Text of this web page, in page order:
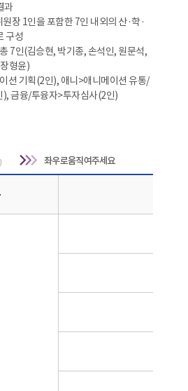
과
장 1인을 포함한 7인 내외의 산·학·
구성
7인(김승현, 박기종, 손석인, 원문석,
형윤)
션 기획(2인), 애니>애니메이션 유통/
금융/투융자>투자심사(2인)
선정결과 | 구분, 기업